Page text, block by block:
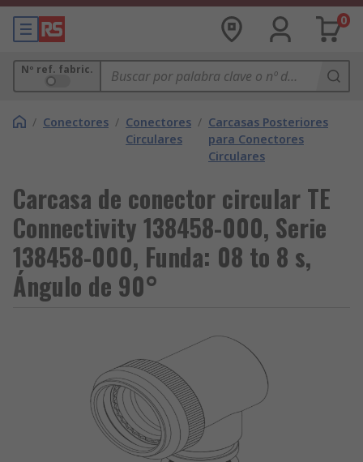
0
Nº ref. fabric.
/ Conectores / Conectores
Circulares
/ Carcasas Posteriores
para Conectores
Circulares
Carcasa de conector circular TE
Connectivity 138458-000, Serie
138458-000, Funda: 08 to 8 s,
Ángulo de 90°